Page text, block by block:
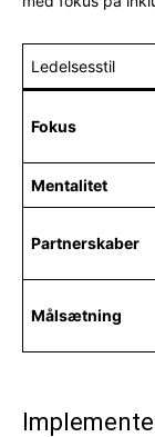
Ledelsesstil
Fokus
Mentalitet
Partnerskaber
Målsætning